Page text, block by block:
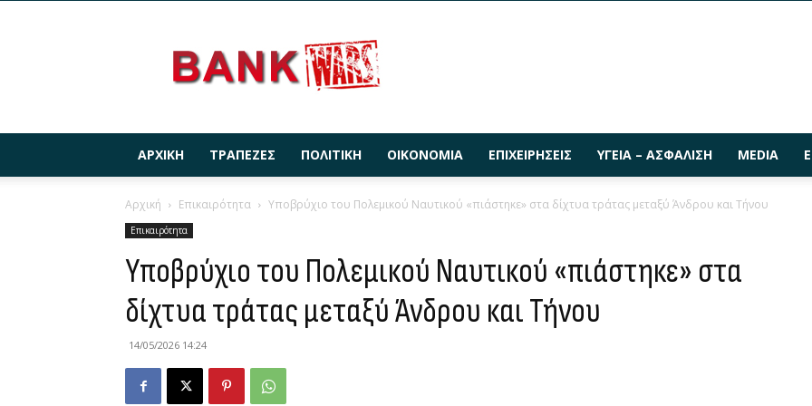
ΑΡΧΙΚΉ ΤΡΆΠΕΖΕΣ ΠΟΛΙΤΙΚΉ ΟΙΚΟΝΟΜΊΑ ΕΠΙΧΕΙΡΉΣΕΙΣ ΥΓΕΊΑ – ΑΣΦΆΛΙΣΗ MEDIA
Αρχική Επικαιρότητα Υποβρύχιο του Πολεμικού Ναυτικού «πιάστηκε» στα δίχτυα τράτας μεταξύ Άνδρου και Τήνου
Επικαιρότητα
Υποβρύχιο του Πολεμικού Ναυτικού «πιάστηκε» στα
δίχτυα τράτας μεταξύ Άνδρου και Τήνου
14/05/2026 14:24